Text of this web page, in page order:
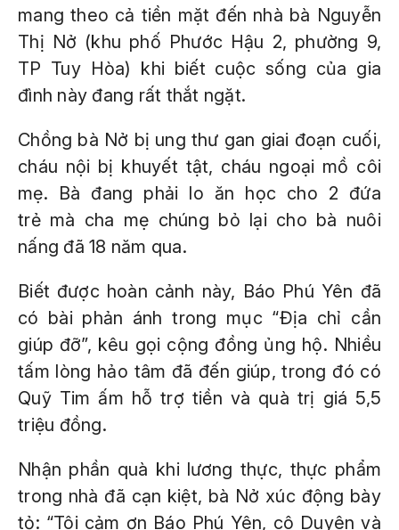
mang theo cả tiền mặt đến nhà bà Nguyễn
Thị Nở (khu phố Phước Hậu 2, phường 9,
TP Tuy Hòa) khi biết cuộc sống của gia
đình này đang rất thắt ngặt.
Chồng bà Nở bị ung thư gan giai đoạn cuối,
cháu nội bị khuyết tật, cháu ngoại mồ côi
mẹ. Bà đang phải lo ăn học cho 2 đứa
trẻ mà cha mẹ chúng bỏ lại cho bà nuôi
nấng đã 18 năm qua.
Biết được hoàn cảnh này, Báo Phú Yên đã
có bài phản ánh trong mục “Địa chỉ cần
giúp đỡ”, kêu gọi cộng đồng ủng hộ. Nhiều
tấm lòng hảo tâm đã đến giúp, trong đó có
Quỹ Tim ấm hỗ trợ tiền và quà trị giá 5,5
triệu đồng.
Nhận phần quà khi lương thực, thực phẩm
trong nhà đã cạn kiệt, bà Nở xúc động bày
tỏ: “Tôi cảm ơn Báo Phú Yên, cô Duyên và